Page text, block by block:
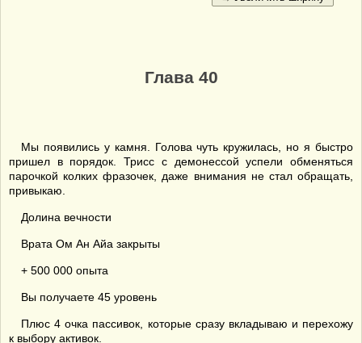
Глава 40
Мы появились у камня. Голова чуть кружилась, но я быстро
пришел в порядок. Трисс с демонессой успели обменяться
парочкой колких фразочек, даже внимания не стал обращать,
привыкаю.
Долина вечности
Врата Ом Ан Айа закрыты
+ 500 000 опыта
Вы получаете 45 уровень
Плюс 4 очка пассивок, которые сразу вкладываю и перехожу
к выбору активок.